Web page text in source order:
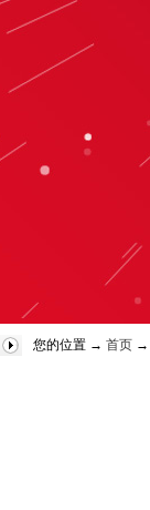
您的位置 → 首页 →